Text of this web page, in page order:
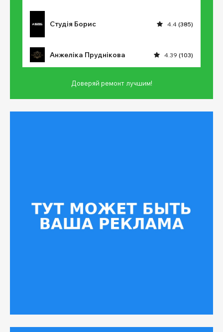
Студія Борис 4.4 (385)
Анжеліка Пруднікова 4.39 (103)
Доверяй ремонт лучшим!